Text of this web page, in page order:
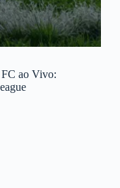
ao Vivo: